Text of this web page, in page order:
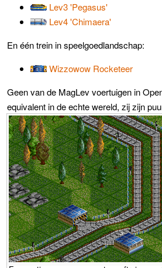
Lev3 'Pegasus'
Lev4 'Chimaera'
En één trein in speelgoedlandschap:
Wizzowow Rocketeer
Geen van de MagLev voertuigen in
equivalent in de echte wereld, zij zijn